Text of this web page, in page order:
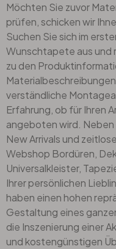
Möchten Sie zuvor
prüfen, schicken wir
Suchen Sie sich im
Wunschtapete aus und
zu den
verständliche
Erfahrung, ob für Ihren
angeboten wird.
New Arrivals und
Webshop Bordüren,
Universalkleister,
Ihrer persönlichen
haben einen hohen
Gestaltung eines
die Inszenierung einer
und kostengünstigen